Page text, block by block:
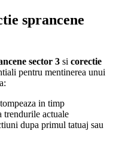
sprancene
sector 3 si corectie
pentru mentinerea unui
in timp
trendurile actuale
dupa primul tatuaj sau